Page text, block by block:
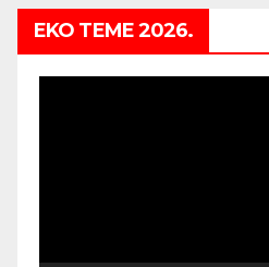
EKO TEME 2026.